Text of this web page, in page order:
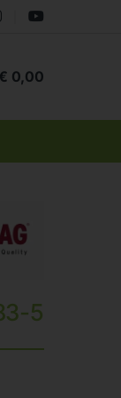
€ 0,00
5
Funktionalität ist